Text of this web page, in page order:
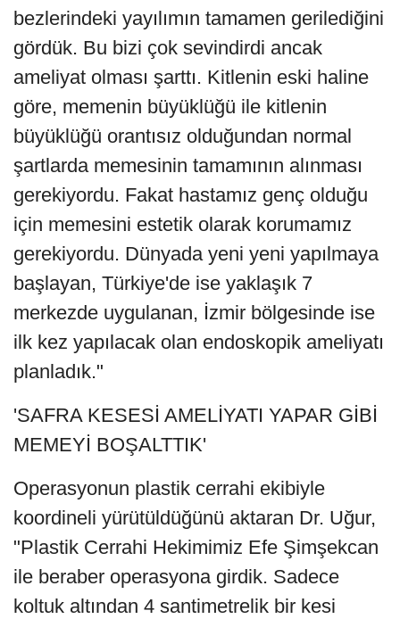
bezlerindeki yayılımın tamamen gerilediğini
gördük. Bu bizi çok sevindirdi ancak
ameliyat olması şarttı. Kitlenin eski haline
göre, memenin büyüklüğü ile kitlenin
büyüklüğü orantısız olduğundan normal
şartlarda memesinin tamamının alınması
gerekiyordu. Fakat hastamız genç olduğu
için memesini estetik olarak korumamız
gerekiyordu. Dünyada yeni yeni yapılmaya
başlayan, Türkiye'de ise yaklaşık 7
merkezde uygulanan, İzmir bölgesinde ise
ilk kez yapılacak olan endoskopik ameliyatı
planladık."
'SAFRA KESESİ AMELİYATI YAPAR GİBİ
MEMEYİ BOŞALTTIK'
Operasyonun plastik cerrahi ekibiyle
koordineli yürütüldüğünü aktaran Dr. Uğur,
"Plastik Cerrahi Hekimimiz Efe Şimşekcan
ile beraber operasyona girdik. Sadece
koltuk altından 4 santimetrelik bir kesi